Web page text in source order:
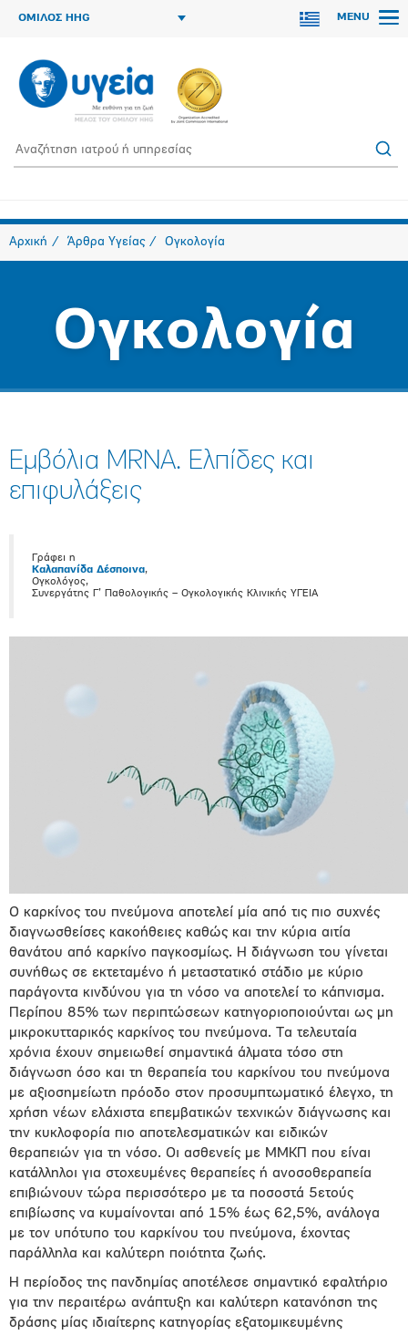
ΟΜΙΛΟΣ HHG MENU
Αρχική Άρθρα Υγείας Ογκολογία
Ογκολογία
Εμβόλια MRNA. Ελπίδες και
επιφυλάξεις
Γράφει η
Καλαπανίδα Δέσποινα,
Ογκολόγος,
Συνεργάτης Γ’ Παθολογικής – Ογκολογικής Κλινικής ΥΓΕΙΑ
Ο καρκίνος του πνεύμονα αποτελεί μία από τις πιο συχνές
διαγνωσθείσες κακοήθειες καθώς και την κύρια αιτία
θανάτου από καρκίνο παγκοσμίως. Η διάγνωση του γίνεται
συνήθως σε εκτεταμένο ή μεταστατικό στάδιο με κύριο
παράγοντα κινδύνου για τη νόσο να αποτελεί το κάπνισμα.
Περίπου 85% των περιπτώσεων κατηγοριοποιούνται ως μη
μικροκυτταρικός καρκίνος του πνεύμονα. Τα τελευταία
χρόνια έχουν σημειωθεί σημαντικά άλματα τόσο στη
διάγνωση όσο και τη θεραπεία του καρκίνου του πνεύμονα
με αξιοσημείωτη πρόοδο στον προσυμπτωματικό έλεγχο, τη
χρήση νέων ελάχιστα επεμβατικών τεχνικών διάγνωσης και
την κυκλοφορία πιο αποτελεσματικών και ειδικών
θεραπειών για τη νόσο. Οι ασθενείς με ΜΜΚΠ που είναι
κατάλληλοι για στοχευμένες θεραπείες ή ανοσοθεραπεία
επιβιώνουν τώρα περισσότερο με τα ποσοστά 5ετούς
επιβίωσης να κυμαίνονται από 15% έως 62,5%, ανάλογα
με τον υπότυπο του καρκίνου του πνεύμονα, έχοντας
παράλληλα και καλύτερη ποιότητα ζωής.
Η περίοδος της πανδημίας αποτέλεσε σημαντικό εφαλτήριο
για την περαιτέρω ανάπτυξη και καλύτερη κατανόηση της
δράσης μίας ιδιαίτερης κατηγορίας εξατομικευμένης